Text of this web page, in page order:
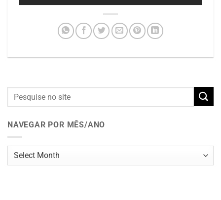
NAVEGAR POR MÊS/ANO
Navegar